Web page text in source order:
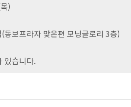
)
동보프라자 맞은편 모닝글로리 3층)
있습니다.